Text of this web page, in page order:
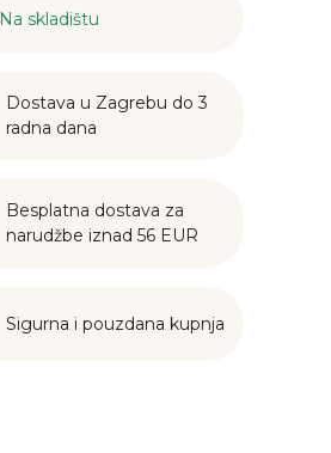
Na skladištu
Dostava u Zagrebu do 3
radna dana
Besplatna dostava za
narudžbe iznad 56 EUR
Sigurna i pouzdana kupnja